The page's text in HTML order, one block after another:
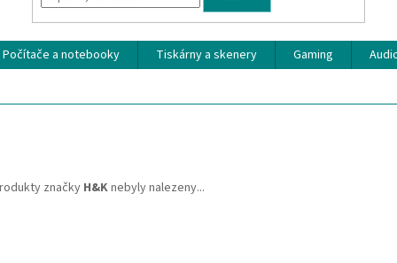
Počítače a notebooky Tiskárny a skenery Gaming
značky H&Knebyly nalezeny...